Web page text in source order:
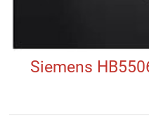
Siemens